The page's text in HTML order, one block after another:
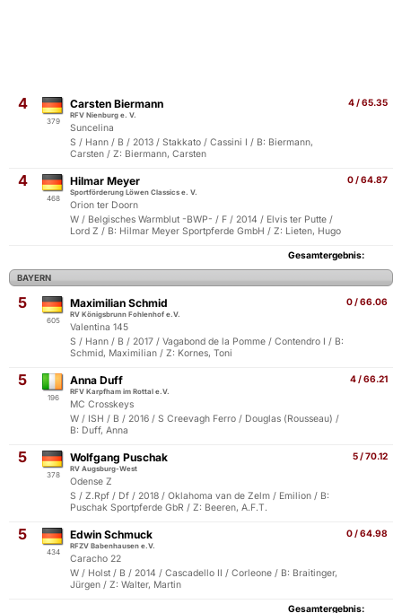
4
379
4 / 65.35
Carsten Biermann
RFV Nienburg e. V.
Suncelina
S / Hann / B / 2013 / Stakkato / Cassini I / B: Biermann,
Carsten / Z: Biermann, Carsten
4
468
0 / 64.87
Hilmar Meyer
Sportförderung Löwen Classics e. V.
Orion ter Doorn
W / Belgisches Warmblut -BWP- / F / 2014 / Elvis ter Putte /
Lord Z / B: Hilmar Meyer Sportpferde GmbH / Z: Lieten, Hugo
Gesamtergebnis:
BAYERN
5
605
0 / 66.06
Maximilian Schmid
RV Königsbrunn Fohlenhof e.V.
Valentina 145
S / Hann / B / 2017 / Vagabond de la Pomme / Contendro I / B:
Schmid, Maximilian / Z: Kornes, Toni
5
196
4 / 66.21
Anna Duff
RFV Karpfham im Rottal e.V.
MC Crosskeys
W / ISH / B / 2016 / S Creevagh Ferro / Douglas (Rousseau) /
B: Duff, Anna
5
378
5 / 70.12
Wolfgang Puschak
RV Augsburg-West
Odense Z
S / Z.Rpf / Df / 2018 / Oklahoma van de Zelm / Emilion / B:
Puschak Sportpferde GbR / Z: Beeren, A.F.T.
5
434
0 / 64.98
Edwin Schmuck
RFZV Babenhausen e.V.
Caracho 22
W / Holst / B / 2014 / Cascadello II / Corleone / B: Braitinger,
Jürgen / Z: Walter, Martin
Gesamtergebnis: